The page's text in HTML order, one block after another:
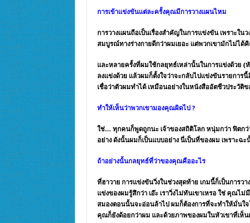
การเข้าแข่งขันแต่ละครั้งคุณมีการวางแผนไหม
การวางแผนถือเป็นเรื่องสำคัญในการแข่งขัน เพราะใน
สมบูรณ์ทางร่างกายดีกว่าผมเยอะ แต่พวกเขามักไม่ไ
และหลายครั้งที่ผมใช้กลยุทธ์เหล่านั้นในการแข่งด้วย (หั
ลงแข่งด้วย แล้วผมก็ตั้งใจว่าจะกลับไปแข่งขันรายการ
เชื่อว่าตัวผมทำได้ เหมือนอย่างในหนังสืออัตชีวประวัติ
ทำให้เห็นว่าพวกเขามองคุณผิดไป ?
ใช่… ทุกคนก็พูดถูกนะ เจ้าของสถิติโลก หนุ่มกว่า ฟิตกว่
อย่าง ดังนั้นผมก็เป็นแบบอย่าง นี่เป็นที่ของผม เพราะฉ
ถ้าอย่างนั้นกลยุทธ์ที่ว่าของคุณคืออะไร
ที่ฮาวาย การแข่งขันวิ่งในช่วงสุดท้าย เกมนี้ก็เป็นการว
แข่งของผมรู้สึกว่า เอ๊ะ เราวิ่งไม่ทันเขาเหรอ ใช่ คุณ
สมองตอนนั้นจะอ่อนล้าไป ผมก็ต้องการที่จะทำให้มั่นใจ
คุณก็ยังด้อยกว่าผม และด้วยภาพของผมในหัวเขาที่เห็